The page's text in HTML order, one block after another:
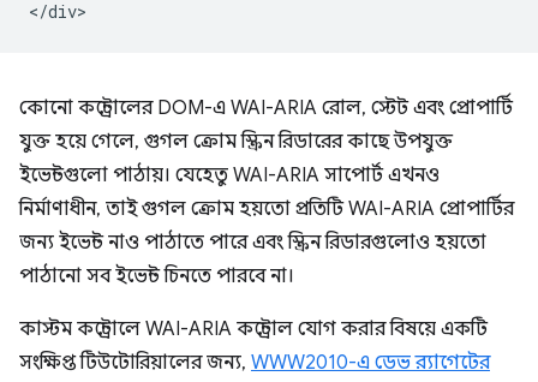
কোনো কন্ট্রোলের DOM-এ WAI-ARIA রোল, স্টেট এবং প্রোপার্টি
যুক্ত হয়ে গেলে, গুগল ক্রোম স্ক্রিন রিডারের কাছে উপযুক্ত
ইভেন্টগুলো পাঠায়। যেহেতু WAI-ARIA সাপোর্ট এখনও
নির্মাণাধীন, তাই গুগল ক্রোম হয়তো প্রতিটি WAI-ARIA প্রোপার্টির
জন্য ইভেন্ট নাও পাঠাতে পারে এবং স্ক্রিন রিডারগুলোও হয়তো
পাঠানো সব ইভেন্ট চিনতে পারবে না।
কাস্টম কন্ট্রোলে WAI-ARIA কন্ট্রোল যোগ করার বিষয়ে একটি
সংক্ষিপ্ত টিউটোরিয়ালের জন্য, WWW2010-এ ডেভ র‍্যাগেটের